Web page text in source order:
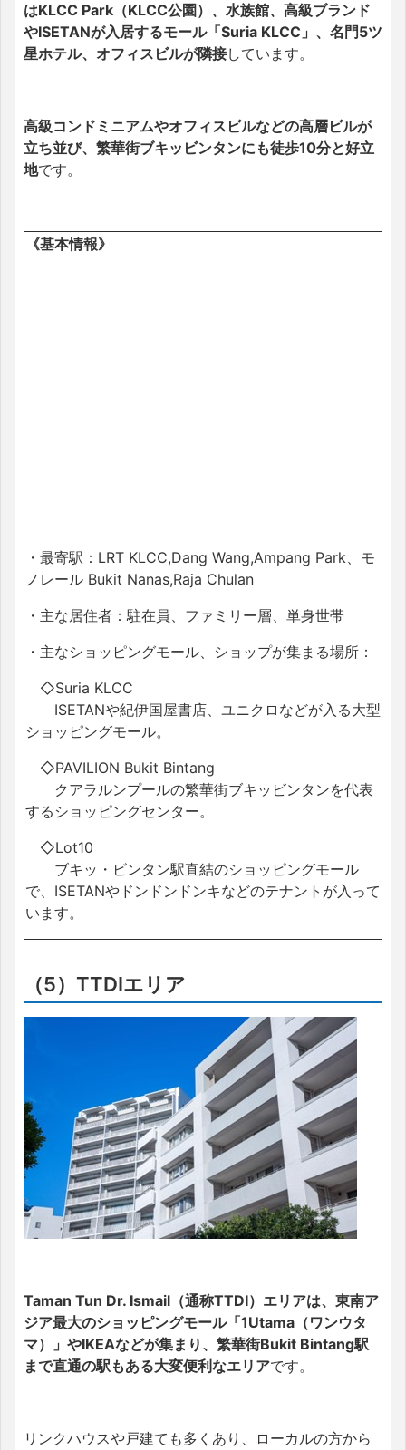
はKLCC Park（KLCC公園）、水族館、高級ブランド
やISETANが入居するモール「Suria KLCC」、名門5ツ
星ホテル、オフィスビルが隣接しています。
高級コンドミニアムやオフィスビルなどの高層ビルが
立ち並び、繁華街ブキッビンタンにも徒歩10分と好立
地です。
《基本情報》
・最寄駅：LRT KLCC,Dang Wang,Ampang Park、モ
ノレール Bukit Nanas,Raja Chulan
・主な居住者：駐在員、ファミリー層、単身世帯
・主なショッピングモール、ショップが集まる場所：
◇Suria KLCC
ISETANや紀伊国屋書店、ユニクロなどが入る大型
ショッピングモール。
◇PAVILION Bukit Bintang
クアラルンプールの繁華街ブキッビンタンを代表
するショッピングセンター。
◇Lot10
ブキッ・ビンタン駅直結のショッピングモール
で、ISETANやドンドンドンキなどのテナントが入って
います。
（5）TTDIエリア
Taman Tun Dr. Ismail（通称TTDI）エリアは、東南ア
ジア最大のショッピングモール「1Utama（ワンウタ
マ）」やIKEAなどが集まり、繁華街Bukit Bintang駅
まで直通の駅もある大変便利なエリアです。
リンクハウスや戸建ても多くあり、ローカルの方から